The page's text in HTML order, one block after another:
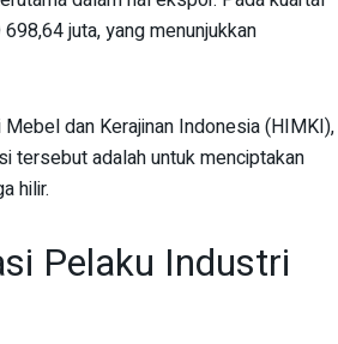
juta, yang menunjukkan
dan Kerajinan Indonesia (HIMKI),
tersebut adalah untuk menciptakan
hilir.
Pelaku Industri